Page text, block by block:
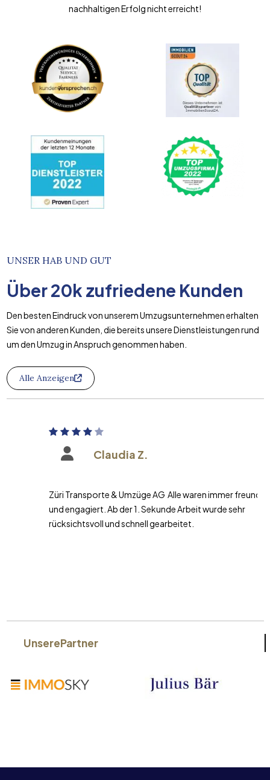
nachhaltigen Erfolg nicht erreicht!
UNSER HAB UND GUT
Über20k zufriedene Kunden
Den besten Eindruck von unserem Umzugsunternehmen erhalten
Sie von anderen Kunden, die bereits unsere Dienstleistungen rund
um den Umzug in Anspruch genommen haben.
Alle Anzeigen
Claudia Z.
Züri Transporte & Umzüge AG Alle waren immer freundlich
und engagiert. Ab der 1. Sekunde Arbeit wurde sehr
rücksichtsvoll und schnell gearbeitet.
UnserePartner